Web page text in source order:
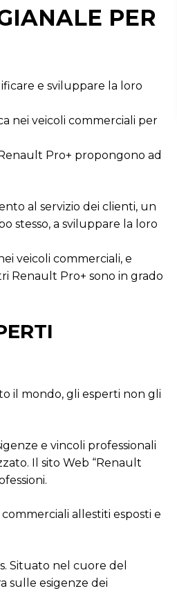
PER
e sviluppare la loro
nei veicoli commerciali per
Pro+ propongono ad
al servizio dei clienti, un
stesso, a sviluppare la loro
veicoli commerciali, e
Renault Pro+ sono in grado
il mondo, gli esperti non gli
e vincoli professionali
Il sito Web “Renault
allestiti esposti e
Situato nel cuore del
sulle esigenze dei